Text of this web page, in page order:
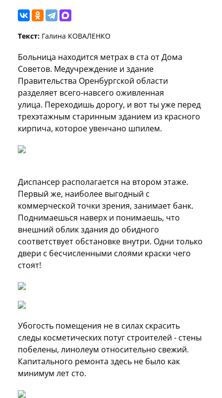
Текст: Галина КОВАЛЕНКО
Больница находится метрах в ста от Дома
Советов. Медучреждение и здание
Правительства Оренбургской области
разделяет всего-навсего оживленная
улица. Переходишь дорогу, и вот ты уже перед
трехэтажным старинным зданием из красного
кирпича, которое увенчано шпилем.
Диспансер располагается на втором этаже.
Первый же, наиболее выгодный с
коммерческой точки зрения, занимает банк.
Поднимаешься наверх и понимаешь, что
внешний облик здания до обидного
соответствует обстановке внутри. Одни только
двери с бесчисленными слоями краски чего
стоят!
Убогость помещения не в силах скрасить
следы косметических потуг строителей - стены
побелены, линолеум относительно свежий.
Капитального ремонта здесь не было как
минимум лет сто.